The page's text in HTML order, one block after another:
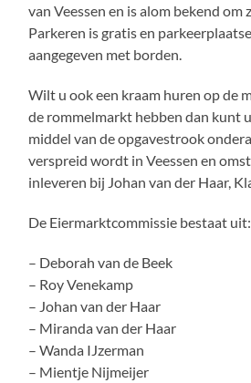
van Veessen en is alom bekend om
Parkeren is gratis en
aangegeven met borden.
Wilt u ook een kraam huren op de
de rommelmarkt hebben dan kunt
middel van de opgavestrook
verspreid wordt in Veessen en
inleveren bij Johan van der Haar,
De Eiermarktcommissie bestaat uit:
– Deborah van de Beek
– Roy Venekamp
– Johan van der Haar
– Miranda van der Haar
– Wanda IJzerman
– Mientje Nijmeijer